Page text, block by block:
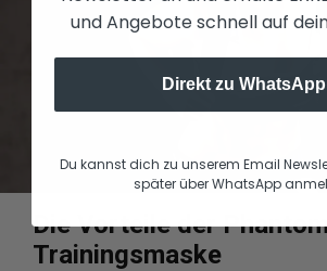
Die Vorteile der
Trainingsmaske
und Angebote schnell auf
Direkt zu WhatsApp
Du kannst dich zu unserem Email
später über WhatsApp